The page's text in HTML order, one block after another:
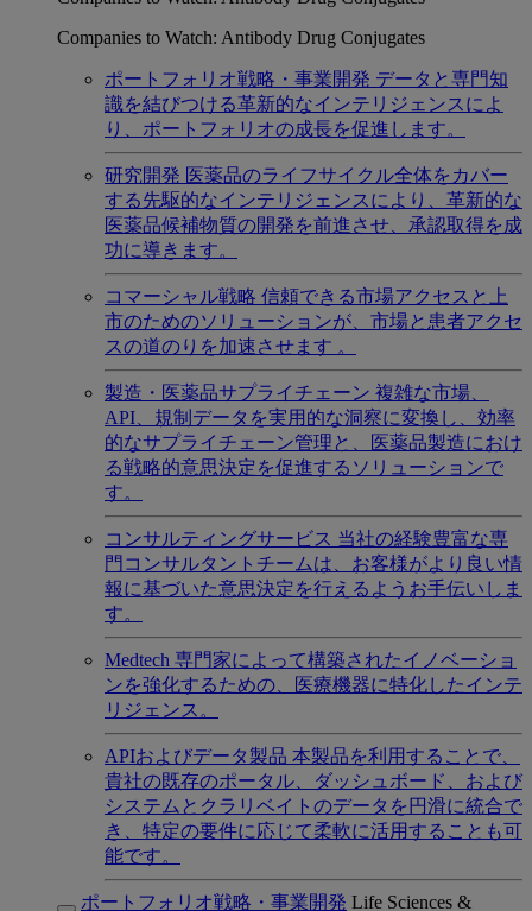
Companies to Watch: Antibody Drug Conjugates
ポートフォリオ戦略・事業開発 データと専門知
識を結びつける革新的なインテリジェンスによ
り、ポートフォリオの成長を促進します。
研究開発 医薬品のライフサイクル全体をカバー
する先駆的なインテリジェンスにより、革新的な
医薬品候補物質の開発を前進させ、承認取得を成
功に導きます。
コマーシャル戦略 信頼できる市場アクセスと上
市のためのソリューションが、市場と患者アクセ
スの道のりを加速させます 。
製造・医薬品サプライチェーン 複雑な市場、
API、規制データを実用的な洞察に変換し、効率
的なサプライチェーン管理と、医薬品製造におけ
る戦略的意思決定を促進するソリューションで
す。
コンサルティングサービス 当社の経験豊富な専
門コンサルタントチームは、お客様がより良い情
報に基づいた意思決定を行えるようお手伝いしま
す。
Medtech 専門家によって構築されたイノベーショ
ンを強化するための、医療機器に特化したインテ
リジェンス。
APIおよびデータ製品 本製品を利用することで、
貴社の既存のポータル、ダッシュボード、および
システムとクラリベイトのデータを円滑に統合で
き、特定の要件に応じて柔軟に活用することも可
能です。
ポートフォリオ戦略・事業開発 Life Sciences &